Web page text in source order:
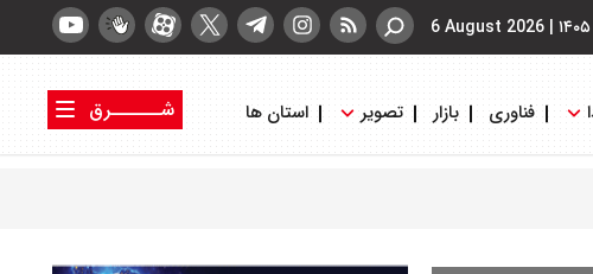
|
6 August 2026
فناوری بازار تصویر استان ها
شــــــرق